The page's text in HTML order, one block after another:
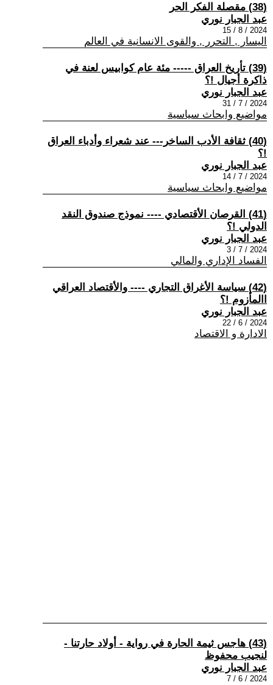
(38) مقصلة الفكر الحر
عبد الجبار نوري
2024 / 8 / 15
اليسار , التحرر , والقوى الانسانية في العالم
(39) تأريخ العراق ----- مئة عام كوابيس لعنة في
ذاكرة أجيال !؟
عبد الجبار نوري
2024 / 7 / 31
مواضيع وابحاث سياسية
(40) ثقافة الأدب الساخر--- عند شعراء وأدباء العراق
!؟
عبد الجبار نوري
2024 / 7 / 14
مواضيع وابحاث سياسية
(41) القرصان الأقتصادي ---- نموذج صندوق النقد
الدولي !؟
عبد الجبار نوري
2024 / 7 / 3
الفساد الإداري والمالي
(42) سياسة الأغراق التجاري ---- والأقتصاد العراقي
االمأزوم !؟
عبد الجبار نوري
2024 / 6 / 22
الادارة و الاقتصاد
(43) هاجس ثيمة الحارة في رواية - أولاد حارتنا -
لنجيب محفوظ
عبد الجبار نوري
2024 / 6 / 7